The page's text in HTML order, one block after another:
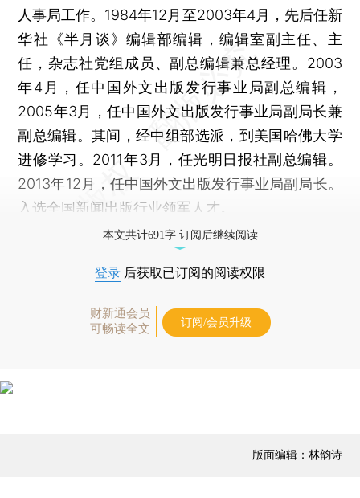
人事局工作。1984年12月至2003年4月，先后任新
华社《半月谈》编辑部编辑，编辑室副主任、主
任，杂志社党组成员、副总编辑兼总经理。2003
年4月，任中国外文出版发行事业局副总编辑，
2005年3月，任中国外文出版发行事业局副局长兼
副总编辑。其间，经中组部选派，到美国哈佛大学
进修学习。2011年3月，任光明日报社副总编辑。
2013年12月，任中国外文出版发行事业局副局长。
入选全国新闻出版行业领军人才。
本文共计691字 订阅后继续阅读
登录 后获取已订阅的阅读权限
财新通会员
可畅读全文
订阅/会员升级
版面编辑：林韵诗